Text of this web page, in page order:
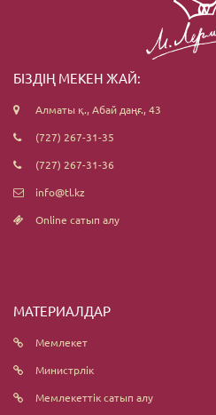
БІЗДІҢ МЕКЕН ЖАЙ:
Алматы қ., Абай даңғ., 43
(727) 267-31-35
(727) 267-31-36
info@tl.kz
Online сатып алу
МАТЕРИАЛДАР
Мемлекет
Министрлік
Мемлекеттік сатып алу